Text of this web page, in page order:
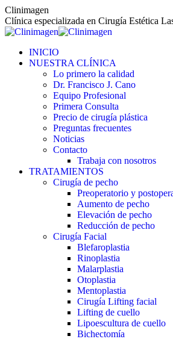
Saltar
al
contenido
Clinimagen
Clínica especializada en Cirugía Estética
INICIO
NUESTRA CLÍNICA
Lo primero la calidad
Dr. Francisco J. Cano
Equipo Profesional
Primera Consulta
Precio de cirugía plástica
Preguntas frecuentes
Noticias
Contacto
Trabaja con nosotros
TRATAMIENTOS
Cirugía de pecho
Preoperatorio y
Aumento de pecho
Elevación de pecho
Reducción de pecho
Cirugía Facial
Blefaroplastia
Rinoplastia
Malarplastia
Otoplastia
Mentoplastia
Cirugía Lifting facial
Lifting de cuello
Lipoescultura de cuello
Bichectomía